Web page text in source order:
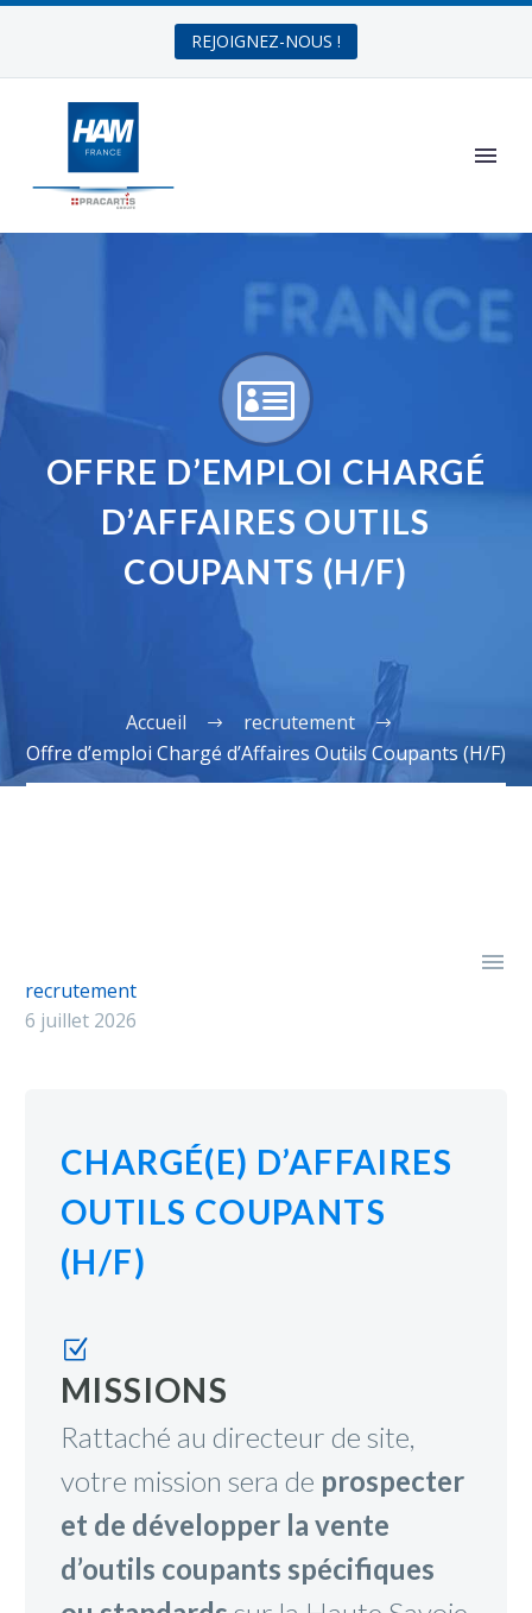
REJOIGNEZ-NOUS !


OFFRE D’EMPLOI CHARGÉ
D’AFFAIRES OUTILS
COUPANTS (H/F)
Accueil
recrutement
Offre d’emploi Chargé d’Affaires Outils Coupants (H/F)

recrutement
6 juillet 2026
CHARGÉ(E) D’AFFAIRES
OUTILS COUPANTS
(H/F)
Z
Z
MISSIONS
Rattaché au directeur de site,
votre mission sera de prospecter
et de développer la vente
d’outils coupants spécifiques